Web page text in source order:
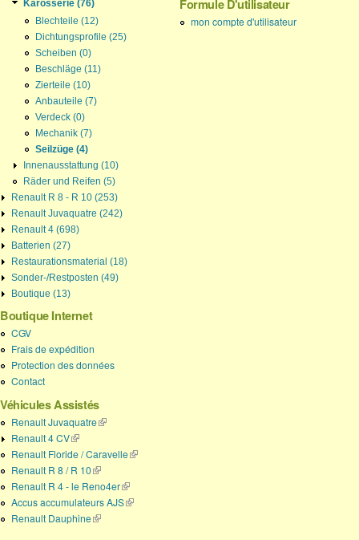
Karosserie (76)
Blechteile (12)
Dichtungsprofile (25)
Scheiben (0)
Beschläge (11)
Zierteile (10)
Anbauteile (7)
Verdeck (0)
Mechanik (7)
Seilzüge (4)
Innenausstattung (10)
Räder und Reifen (5)
Renault R 8 - R 10 (253)
Renault Juvaquatre (242)
Renault 4 (698)
Batterien (27)
Restaurationsmaterial (18)
Sonder-/Restposten (49)
Boutique (13)
Boutique Internet
CGV
Frais de expédition
Protection des données
Contact
Véhicules Assistés
Renault Juvaquatre(link is external)
Renault 4 CV(link is external)
Renault Floride / Caravelle(link is external)
Renault R 8 / R 10(link is external)
Renault R 4 - le Reno4er(link is external)
Accus accumulateurs AJS(link is external)
Renault Dauphine(link is external)
Formule D'utilisateur
mon compte d'utilisateur